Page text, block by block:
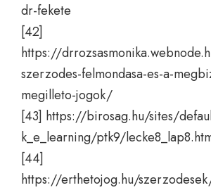
dr-fekete
[42]
https://
szerzodes-felmondasa-es-a-
megilleto-jogok/
[43] https://birosag.hu/sites/
k_e_learning/ptk9/
[44]
https://erthetojog.hu/